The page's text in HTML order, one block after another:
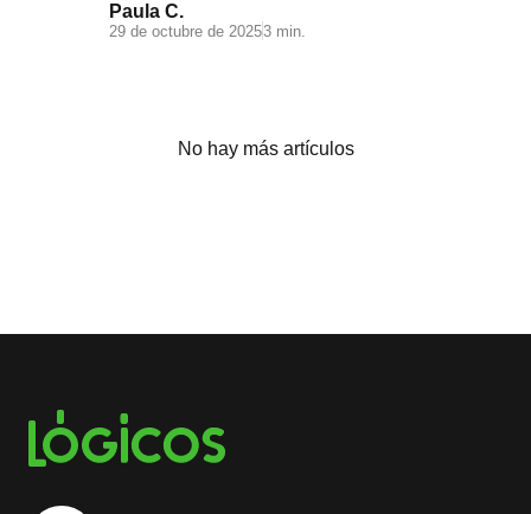
Paula C.
29 de octubre de 20253 min.
No hay más artículos